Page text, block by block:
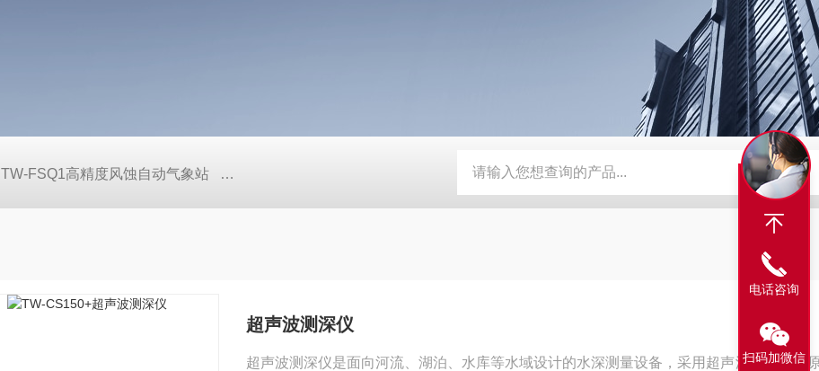
TW-FSQ1高精度风蚀自动气象站 TW-LS6+手持式声学多普勒流速仪 TW-WSD3数字式温湿度记录仪 TW-WSD1温湿度记
超声波测深仪
超声波测深仪是面向河流、湖泊、水库等水域设计的水深测量设备，采用超声波脉冲回波
电话咨询
扫码加微信